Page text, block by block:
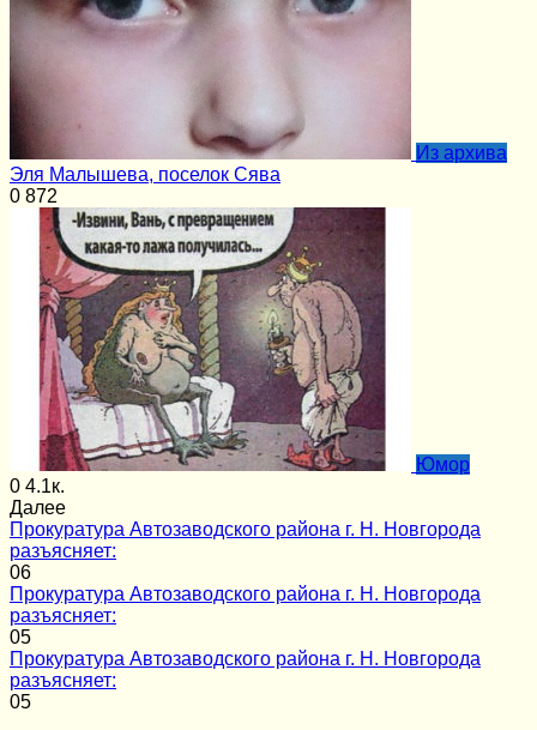
Из архива
Эля Малышева, поселок Сява
0 872
Юмор
0 4.1к.
Далее
Прокуратура Автозаводского района г. Н. Новгорода
разъясняет:
06
Прокуратура Автозаводского района г. Н. Новгорода
разъясняет:
05
Прокуратура Автозаводского района г. Н. Новгорода
разъясняет:
05